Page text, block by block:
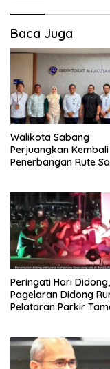
Baca Juga
Walikota Sabang
Perjuangkan Kembali
Penerbangan Rute
Peringati Hari Didong,
Pagelaran Didong
Pelataran Parkir